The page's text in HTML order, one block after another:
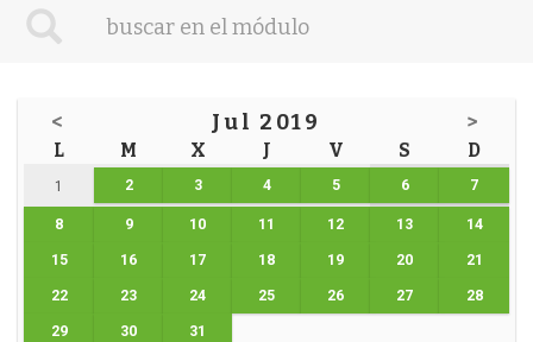
< Jul 2019 >
L M X J V S D
1 2 3 4 5 6 7
8 9 10 11 12 13 14
15 16 17 18 19 20 21
22 23 24 25 26 27 28
29 30 31